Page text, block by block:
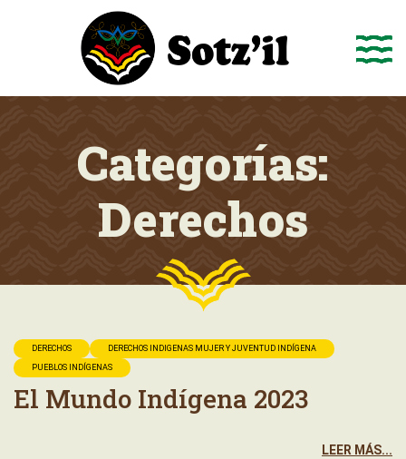
Categorías:
Derechos
DERECHOS DERECHOS INDIGENAS MUJER Y JUVENTUD INDÍGENA
PUEBLOS INDÍGENAS
El Mundo Indígena 2023
LEER MÁS...